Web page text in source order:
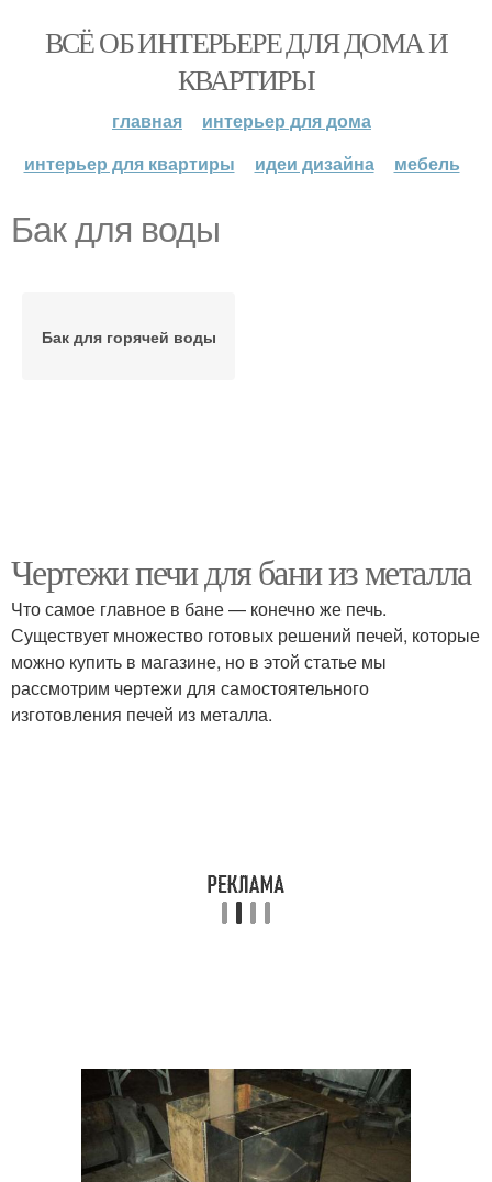
ВСЁ ОБ ИНТЕРЬЕРЕ ДЛЯ ДОМА И
КВАРТИРЫ
главная
интерьер для дома
интерьер для квартиры
идеи дизайна мебель
Бак для воды
Бак для горячей воды
Чертежи печи для бани из металла
Что самое главное в бане — конечно же печь.
Существует множество готовых решений печей, которые
можно купить в магазине, но в этой статье мы
рассмотрим чертежи для самостоятельного
изготовления печей из металла.